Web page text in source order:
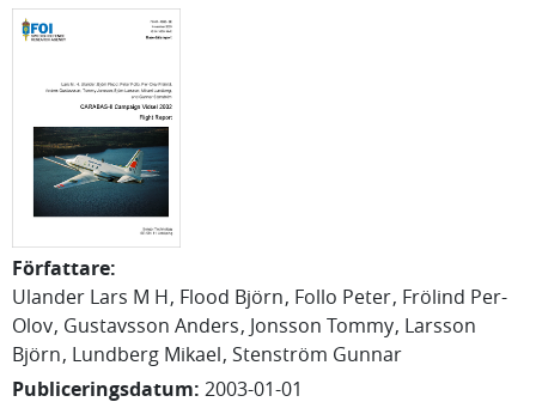
Författare:
Ulander Lars M H Flood Björn Follo Peter Frölind Per-
Olov Gustavsson Anders Jonsson Tommy Larsson
Björn Lundberg Mikael Stenström Gunnar
Publiceringsdatum: 2003-01-01